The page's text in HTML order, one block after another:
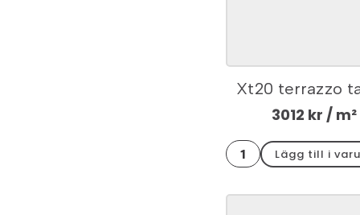
Xt20 terrazzo
hörnkit
3012 kr / m²
Xt20
terrazzo
taupe
30x60x2
Lägg till i